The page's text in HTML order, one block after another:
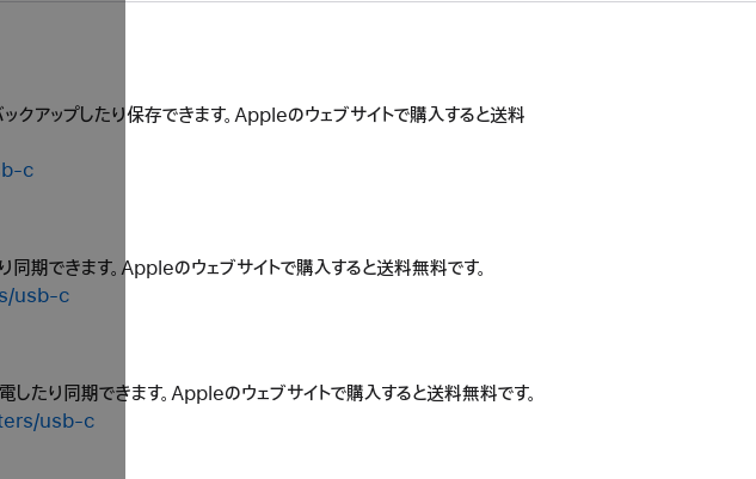
アップしたり保存できます。Appleのウェブサイトで購入すると送料
c
期できます。Appleのウェブサイトで購入すると送料無料です。
usb-c
り同期できます。Appleのウェブサイトで購入すると送料無料です。
usb-c